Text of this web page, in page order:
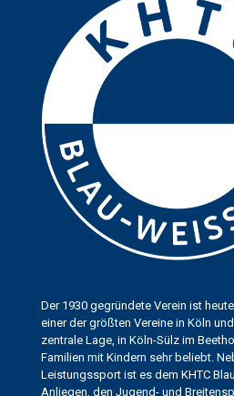
Der 1930 gegründete Verein ist
einer der größten Vereine in Köln
zentrale Lage, in Köln-Sülz im
Familien mit Kindern sehr beliebt.
Leistungssport ist es dem KHTC
Anliegen, den Jugend- und